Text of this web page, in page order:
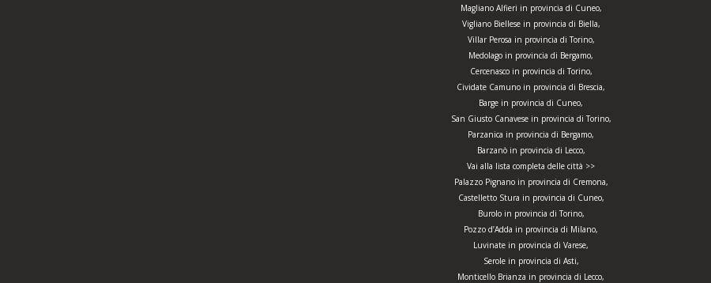
Magliano Alfieri in provincia di Cuneo,
Vigliano Biellese in provincia di Biella,
Villar Perosa in provincia di Torino,
Medolago in provincia di Bergamo,
Cercenasco in provincia di Torino,
Cividate Camuno in provincia di Brescia,
Barge in provincia di Cuneo,
San Giusto Canavese in provincia di Torino,
Parzanica in provincia di Bergamo,
Barzanò in provincia di Lecco,
Vai alla lista completa delle città >>
Palazzo Pignano in provincia di Cremona,
Castelletto Stura in provincia di Cuneo,
Burolo in provincia di Torino,
Pozzo d’Adda in provincia di Milano,
Luvinate in provincia di Varese,
Serole in provincia di Asti,
Monticello Brianza in provincia di Lecco,